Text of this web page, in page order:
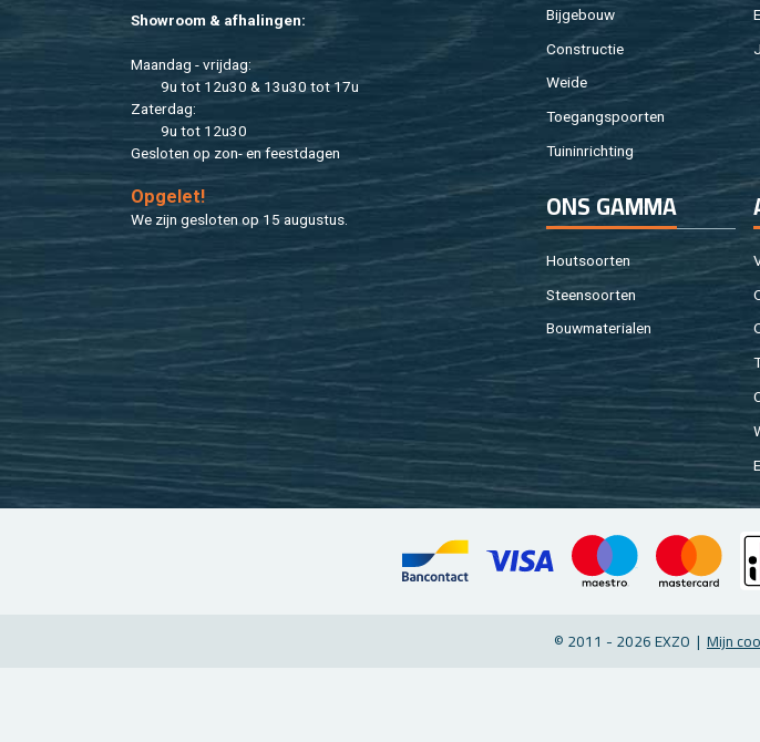
Show­room & af­ha­lin­gen:
Maan­dag - vrij­dag:
9u tot 12u30 & 13u30 tot 17u
Za­ter­dag:
9u tot 12u30
Ge­slo­ten op zon- en feest­da­gen
Op­ge­let!
We zijn ge­slo­ten op 15 au­gus­tus.
Bij­ge­bouw
Con­struc­tie
Weide
Toe­gangs­poor­ten
Tuin­in­rich­ting
ONS GAMMA
Hout­soor­ten
Steen­soor­ten
Bouw­ma­te­ri­a­len
© 2011 - 2026 EXZO | Mijn